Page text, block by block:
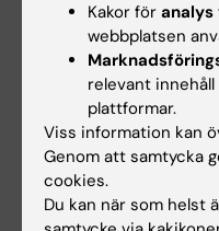
ryggmärgsbråck. Vi
undersöka dual-
förflyttar sig med
nationella och
studier.
Länkar
Kakor för analys
webbplatsen
relevant
plattformar.
Viss information kan
Genom att samtycka
cookies.
Du kan när som helst